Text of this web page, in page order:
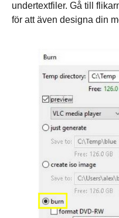
Steg 3.
undertextfiler. Gå till
för att även designa din